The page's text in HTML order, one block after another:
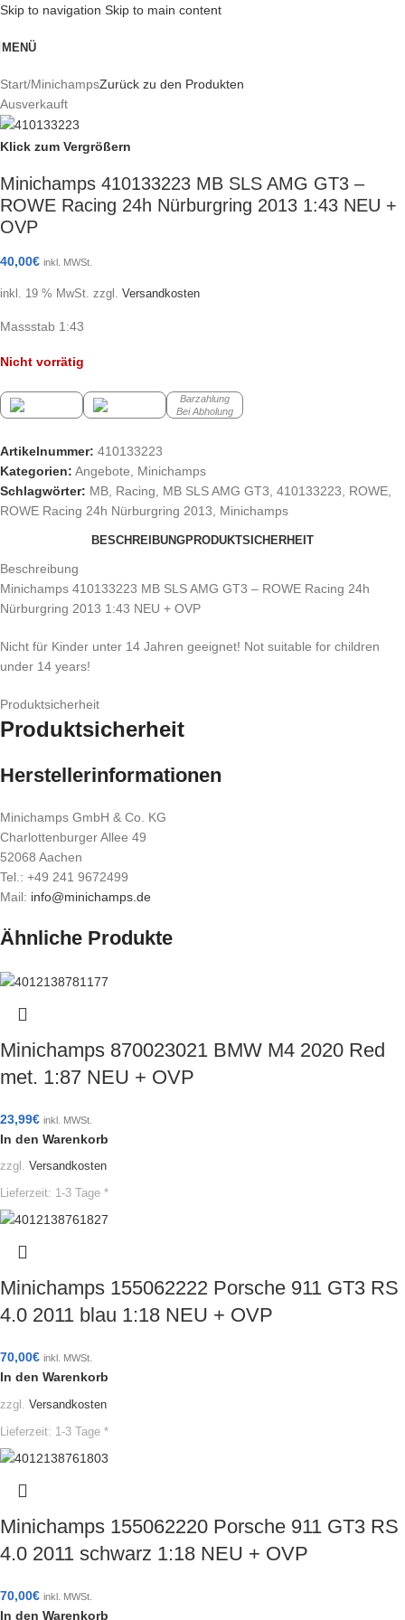
Skip to navigation Skip to main content
MENÜ
Start/MinichampsZurück zu den Produkten
Ausverkauft
Klick zum Vergrößern
Minichamps 410133223 MB SLS AMG GT3 –
ROWE Racing 24h Nürburgring 2013 1:43 NEU +
OVP
40,00€ inkl. MWSt.
inkl. 19 % MwSt. zzgl. Versandkosten
Massstab 1:43
Nicht vorrätig
Barzahlung
Bei Abholung
Artikelnummer: 410133223
Kategorien: Angebote, Minichamps
Schlagwörter: MB, Racing, MB SLS AMG GT3, 410133223, ROWE,
ROWE Racing 24h Nürburgring 2013, Minichamps
BESCHREIBUNGPRODUKTSICHERHEIT
Beschreibung
Minichamps 410133223 MB SLS AMG GT3 – ROWE Racing 24h
Nürburgring 2013 1:43 NEU + OVP
Nicht für Kinder unter 14 Jahren geeignet! Not suitable for children
under 14 years!
Produktsicherheit
Produktsicherheit
Herstellerinformationen
Minichamps GmbH & Co. KG
Charlottenburger Allee 49
52068 Aachen
Tel.: +49 241 9672499
Mail: info@minichamps.de
Ähnliche Produkte
Minichamps 870023021 BMW M4 2020 Red
met. 1:87 NEU + OVP
23,99€ inkl. MWSt.
In den Warenkorb
zzgl. Versandkosten
Lieferzeit: 1-3 Tage *
Minichamps 155062222 Porsche 911 GT3 RS
4.0 2011 blau 1:18 NEU + OVP
70,00€ inkl. MWSt.
In den Warenkorb
zzgl. Versandkosten
Lieferzeit: 1-3 Tage *
Minichamps 155062220 Porsche 911 GT3 RS
4.0 2011 schwarz 1:18 NEU + OVP
70,00€ inkl. MWSt.
In den Warenkorb